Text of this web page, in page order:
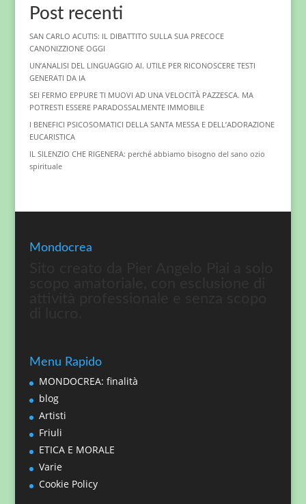
Post recenti
SAN CARLO ACUTIS: IL DIBATTITO SULLA SUA PRECOCE
CANONIZZIONE OGGI
UN’ANALISI DEL LINGUAGGIO AI. UTILE PER RICONOSCERE TESTI
GENERATI DA IA
SEI FERMO EPPURE TI MUOVI AD UNA VELOCITÀ PAZZESCA. MA
POTRESTI ESSERE PARADOSSALMENTE IMMOBILE
I BENEFICI PSICOSOMATICI DELLA SANTA MESSA E DELL’ADORAZIONE
EUCARISTICA
IL SILENZIO CHE RIGENERA: perché abbiamo bisogno del sano ozio
spirituale
Mondocrea
Menu Rapido
MONDOCREA: finalità
blog
Artisti
Friuli
ETICA E MORALE
Varie
Cookie Policy